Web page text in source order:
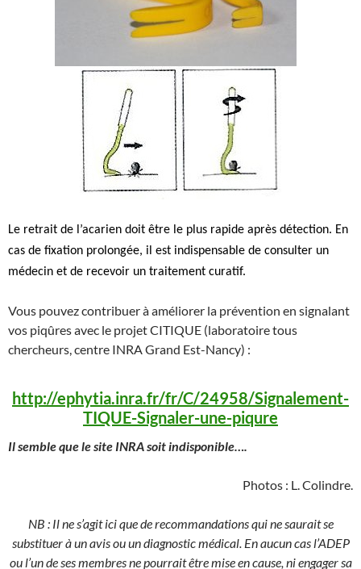
Le retrait de l’acarien doit être le plus rapide après détection. En
cas de fixation prolongée, il est indispensable de consulter un
médecin et de recevoir un traitement curatif.
Vous pouvez contribuer à améliorer la prévention en signalant
vos piqûres avec le projet CITIQUE (laboratoire tous
chercheurs, centre INRA Grand Est-Nancy) :
http://ephytia.inra.fr/fr/C/24958/Signalement-
TIQUE-Signaler-une-piqure
Il semble que le site INRA soit indisponible….
Photos : L. Colindre.
NB : Il ne s’agit ici que de recommandations qui ne saurait se
substituer à un avis ou un diagnostic médical. En aucun cas l’ADEP
ou l’un de ses membres ne pourrait être mise en cause, ni engager sa